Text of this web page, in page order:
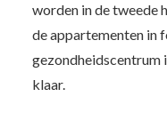
worden in de tweede
de appartementen in
gezondheidscentrum
klaar.